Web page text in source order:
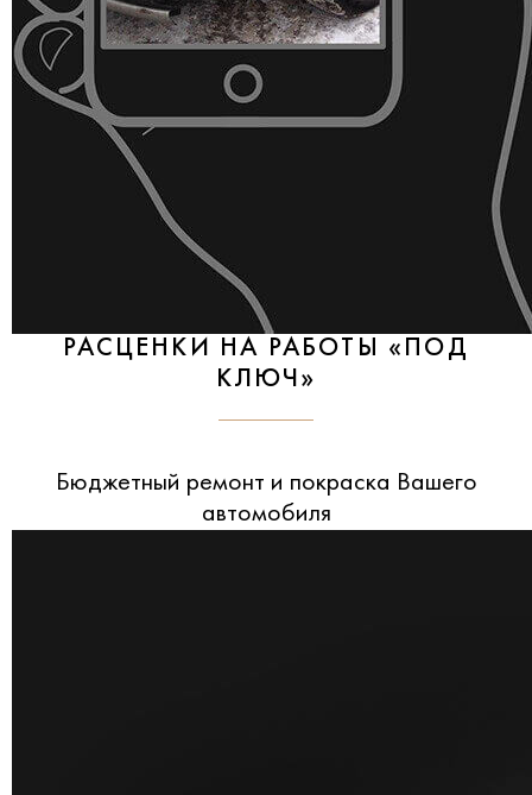
РАСЦЕНКИ НА РАБОТЫ «ПОД
КЛЮЧ»
Бюджетный ремонт и покраска Вашего
автомобиля